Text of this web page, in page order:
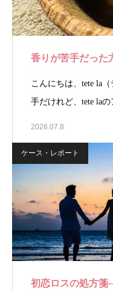
香りが苦手だった
こんにちは、tete la
手だけれど、tete la
2026.07.8
ケース・レポート
初恋ロスの処方箋